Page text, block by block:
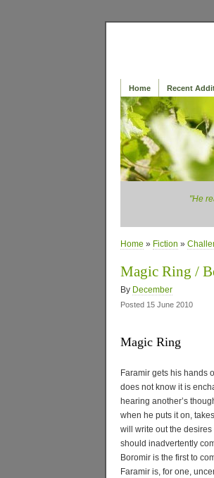
Home Recent
"He
Home » Fiction »
Magic Ring /
By December
Posted 15 June 2010
Magic Ring
Faramir gets his hands
does not know it is
hearing another’s
when he puts it on,
will write out the
should inadvertently
Boromir is the first to
Faramir is, for one,